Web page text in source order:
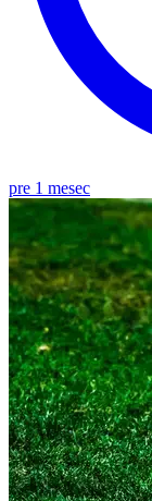
pre 1 mesec